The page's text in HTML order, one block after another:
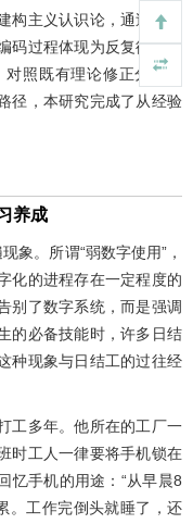
主义认识论，通过研究
码过程体现为反复循环的
照既有理论修正分析范
径，本研究完成了从经验
养成
象。所谓“弱数字使用”，
化的进程存在一定程度的
别了数字系统，而是强调
的必备技能时，许多日结
种现象与日结工的过往经
工多年。他所在的工厂一
时工人一律要将手机锁在
忆手机的用途：“从早晨8
。工作完倒头就睡了，还